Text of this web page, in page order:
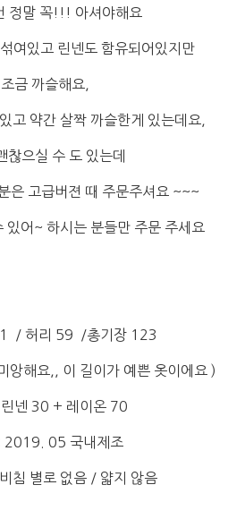
정말 꼭!!! 아셔야해요
여있고 린넨도 함유되어있지만
조금 까슬해요,
고 약간 살짝 까슬한게 있는데요,
찮으실 수 도 있는데
은 고급버젼 때 주문주셔요 ~~~
있어~ 하시는 분들만 주문 주세요
/ 허리 59 /총기장 123
앙해요,, 이 길이가 예쁜 옷이에요 )
린넨 30 + 레이온 70
2019. 05 국내제조
침 별로 없음 / 얇지 않음